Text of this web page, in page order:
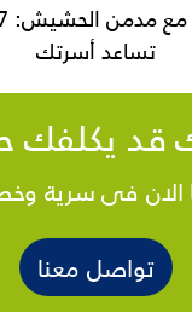
تساعد أسرتك
قد يكلفك
الان فى سرية
تواصل معنا